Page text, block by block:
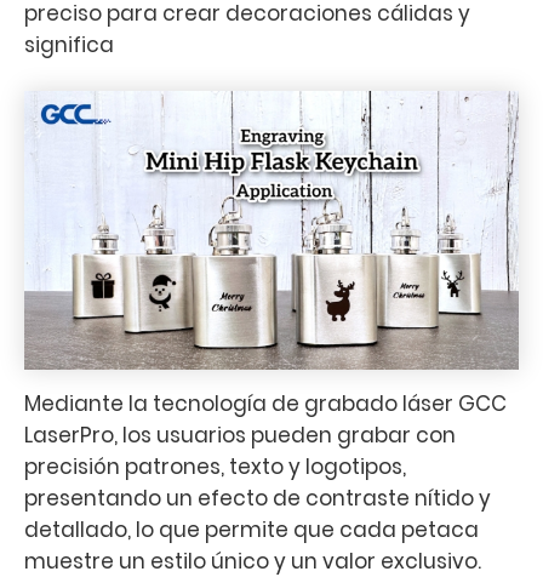
preciso para crear decoraciones cálidas y
significa
Mediante la tecnología de grabado láser GCC
LaserPro, los usuarios pueden grabar con
precisión patrones, texto y logotipos,
presentando un efecto de contraste nítido y
detallado, lo que permite que cada petaca
muestre un estilo único y un valor exclusivo.